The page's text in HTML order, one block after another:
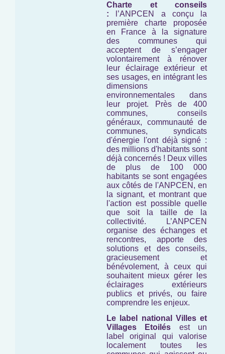
Charte et conseils
: l’ANPCEN a conçu la
première charte proposée
en France à la signature
des communes qui
acceptent de s’engager
volontairement à rénover
leur éclairage extérieur et
ses usages, en intégrant les
dimensions
environnementales dans
leur projet. Près de 400
communes, conseils
généraux, communauté de
communes, syndicats
d'énergie l'ont déjà signé :
des millions d'habitants sont
déjà concernés ! Deux villes
de plus de 100 000
habitants se sont engagées
aux côtés de l'ANPCEN, en
la signant, et montrant que
l'action est possible quelle
que soit la taille de la
collectivité. L’ANPCEN
organise des échanges et
rencontres, apporte des
solutions et des conseils,
gracieusement et
bénévolement, à ceux qui
souhaitent mieux gérer les
éclairages extérieurs
publics et privés, ou faire
comprendre les enjeux.
Le label national Villes et
Villages Etoilés est un
label original qui valorise
localement toutes les